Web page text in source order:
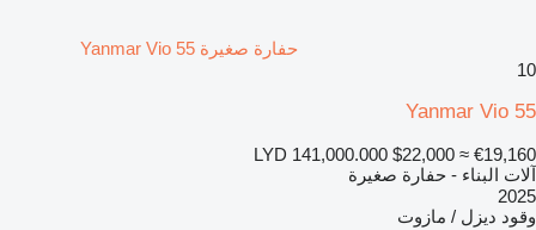
حفارة صغيرة Yanmar Vio 55
10
Yanmar Vio 55
LYD 141,000.000 $22,000 ≈ €19,160
آلات البناء - حفارة صغيرة
2025
وقود ديزل / مازوت